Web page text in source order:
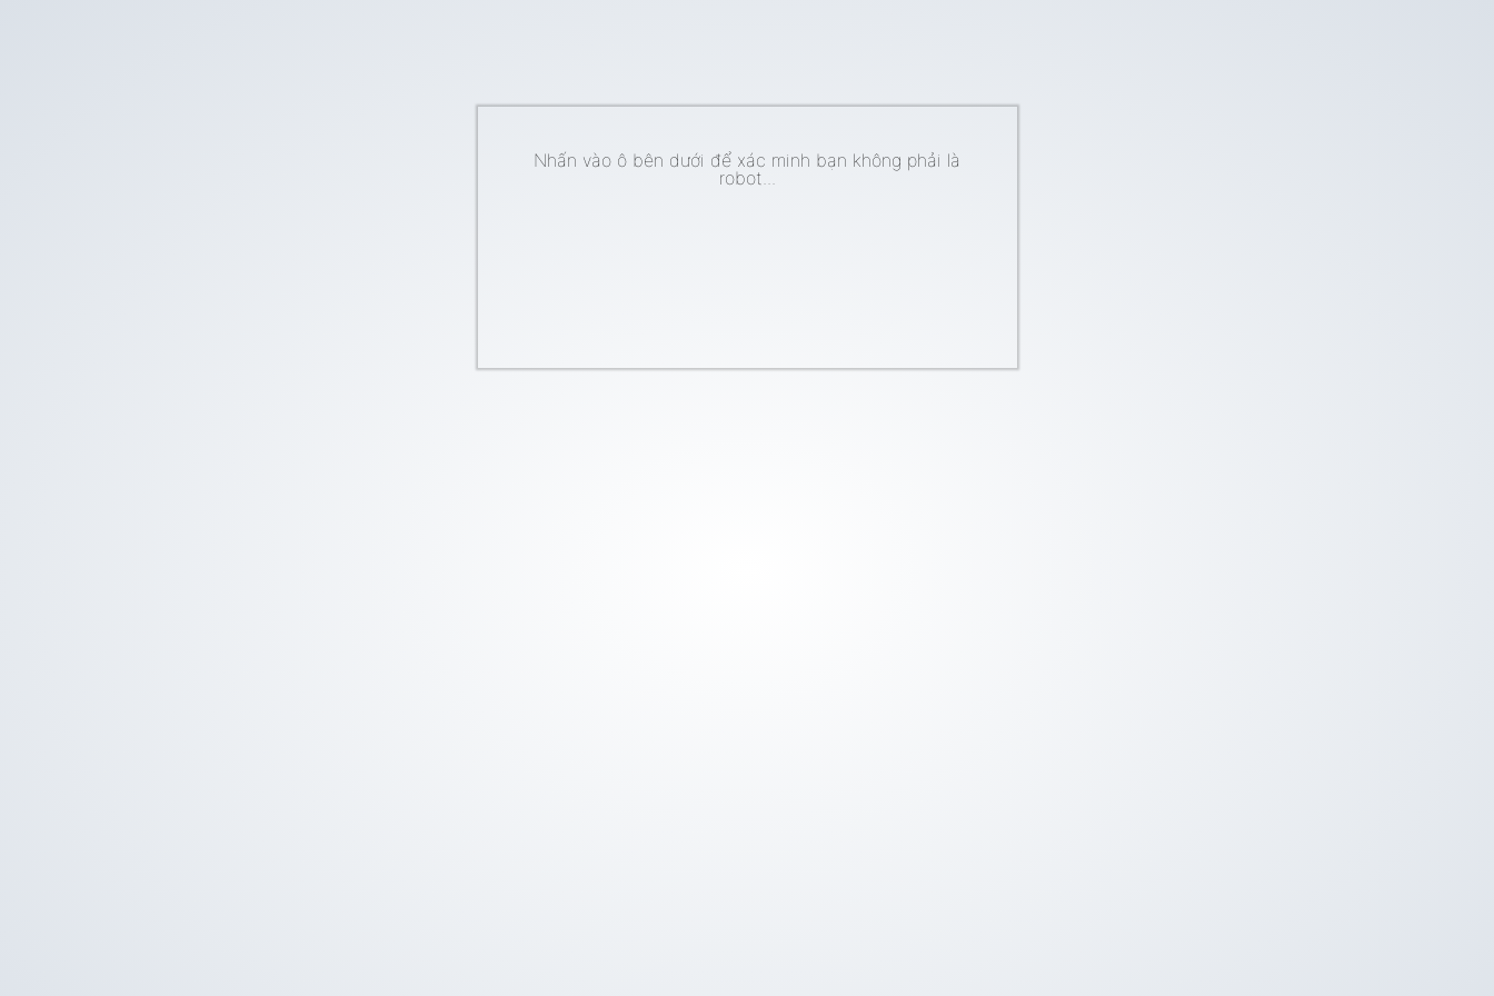
Nhấn vào ô bên dưới để xác minh bạn không phải là
robot...